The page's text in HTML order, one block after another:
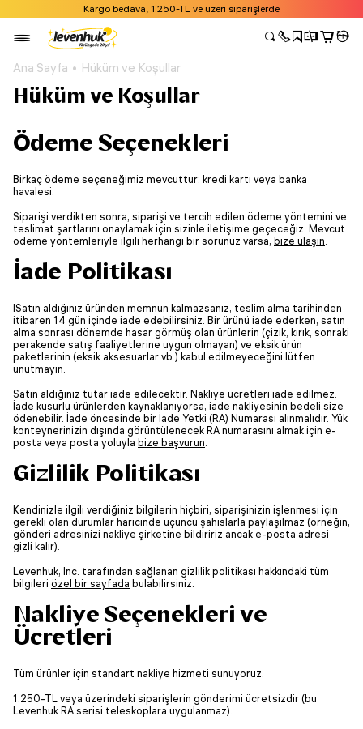
Kargo bedava, 1.250-TL ve üzeri siparişlerde
Ana Sayfa Hüküm ve Koşullar
Hüküm ve Koşullar
Ödeme Seçenekleri
Birkaç ödeme seçeneğimiz mevcuttur: kredi kartı veya banka
havalesi.
Siparişi verdikten sonra, siparişi ve tercih edilen ödeme yöntemini ve
teslimat şartlarını onaylamak için sizinle iletişime geçeceğiz. Mevcut
ödeme yöntemleriyle ilgili herhangi bir sorunuz varsa, bize ulaşın.
İade Politikası
ISatın aldığınız üründen memnun kalmazsanız, teslim alma tarihinden
itibaren 14 gün içinde iade edebilirsiniz. Bir ürünü iade ederken, satın
alma sonrası dönemde hasar görmüş olan ürünlerin (çizik, kırık, sonraki
perakende satış faaliyetlerine uygun olmayan) ve eksik ürün
paketlerinin (eksik aksesuarlar vb.) kabul edilmeyeceğini lütfen
unutmayın.
Satın aldığınız tutar iade edilecektir. Nakliye ücretleri iade edilmez.
İade kusurlu ürünlerden kaynaklanıyorsa, iade nakliyesinin bedeli size
ödenebilir. İade öncesinde bir İade Yetki (RA) Numarası alınmalıdır. Yük
konteynerinizin dışında görüntülenecek RA numarasını almak için e-
posta veya posta yoluyla bize başvurun.
Gizlilik Politikası
Kendinizle ilgili verdiğiniz bilgilerin hiçbiri, siparişinizin işlenmesi için
gerekli olan durumlar haricinde üçüncü şahıslarla paylaşılmaz (örneğin,
gönderi adresinizi nakliye şirketine bildiririz ancak e-posta adresi
gizli kalır).
Levenhuk, Inc. tarafından sağlanan gizlilik politikası hakkındaki tüm
bilgileri özel bir sayfada bulabilirsiniz.
Nakliye Seçenekleri ve
Ücretleri
Tüm ürünler için standart nakliye hizmeti sunuyoruz.
1.250-TL veya üzerindeki siparişlerin gönderimi ücretsizdir (bu
Levenhuk RA serisi teleskoplara uygulanmaz).